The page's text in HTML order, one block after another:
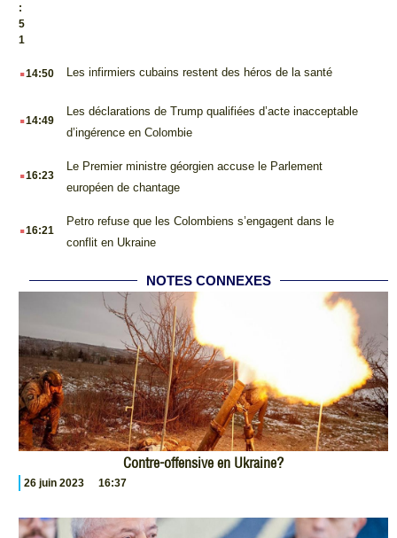
:
5
1
.14:50 Les infirmiers cubains restent des héros de la santé
.14:49
Les déclarations de Trump qualifiées d’acte inacceptable
d’ingérence en Colombie
.16:23
Le Premier ministre géorgien accuse le Parlement
européen de chantage
.16:21
Petro refuse que les Colombiens s’engagent dans le
conflit en Ukraine
NOTES CONNEXES
Contre-offensive en Ukraine?
26 juin 2023 16:37